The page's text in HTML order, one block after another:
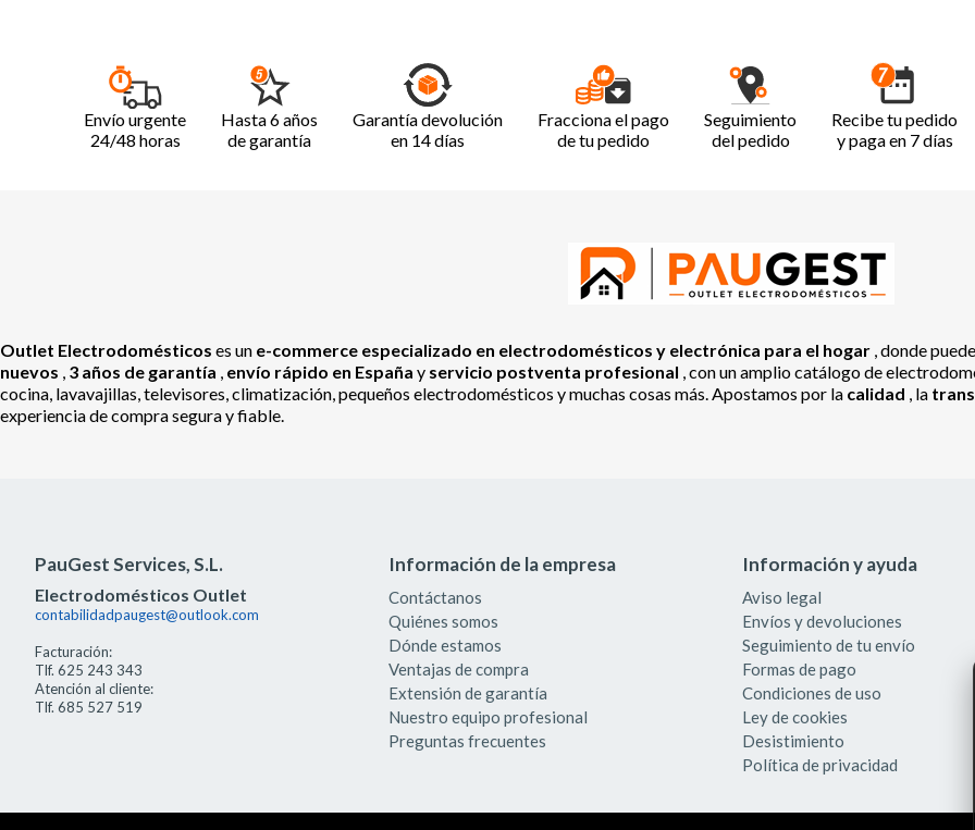
Envío urgente
24/48 horas
Hasta 6 años
de garantía
Garantía devolución
en 14 días
Fracciona el pago
de tu pedido
Seguimiento
del pedido
Recibe tu pedido
y paga en 7 días
Outlet Electrodomésticos es un e-commerce especializado en electrodomésticos y electrónica para el hogar , donde
nuevos , 3 años de garantía , envío rápido en España y servicio postventa profesional , con un amplio catálogo de
cocina, lavavajillas, televisores, climatización, pequeños electrodomésticos y muchas cosas más. Apostamos por la calidad , la
experiencia de compra segura y fiable.
PauGest Services, S.L.
Electrodomésticos Outlet
contabilidadpaugest@outlook.com
Facturación:
Tlf. 625 243 343
Atención al cliente:
Tlf. 685 527 519
Información de la empresa
Contáctanos
Quiénes somos
Dónde estamos
Ventajas de compra
Extensión de garantía
Nuestro equipo profesional
Preguntas frecuentes
Información y ayuda
Aviso legal
Envíos y devoluciones
Seguimiento de tu envío
Formas de pago
Condiciones de uso
Ley de cookies
Desistimiento
Política de privacidad